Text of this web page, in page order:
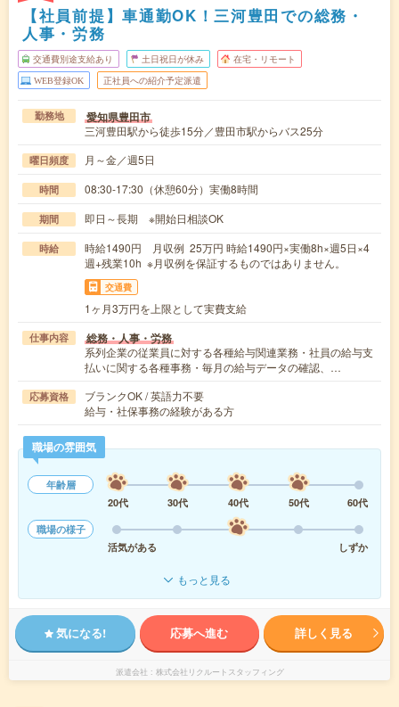
【社員前提】車通勤OK！三河豊田での総務・
人事・労務
交通費別途支給あり 土日祝日が休み 在宅・リモート
WEB登録OK 正社員への紹介予定派遣
勤務地 愛知県豊田市
三河豊田駅から徒歩15分／豊田市駅からバス25分
曜日頻度 月～金／週5日
時間 08:30-17:30（休憩60分）実働8時間
期間 即日～長期 ※開始日相談OK
時給
時給1490円 月収例 25万円 時給1490円×実働8h×週5日×4
週+残業10h ※月収例を保証するものではありません。
交通費
1ヶ月3万円を上限として実費支給
仕事内容 総務・人事・労務
系列企業の従業員に対する各種給与関連業務・社員の給与支
払いに関する各種事務・毎月の給与データの確認、…
応募資格
ブランクOK / 英語力不要
給与・社保事務の経験がある方
職場の雰囲気
年齢層
20代
30代 40代 50代
60代
職場の様子
活気がある
しずか
もっと見る
気になる! 応募へ進む 詳しく見る
派遣会社 株式会社リクルートスタッフィング